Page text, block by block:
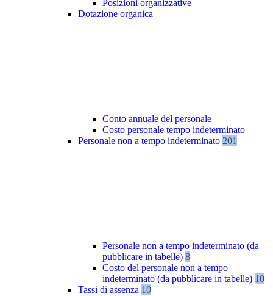
Posizioni organizzative
Dotazione organica
Conto annuale del personale
Costo personale tempo indeterminato
Personale non a tempo indeterminato 201
Personale non a tempo indeterminato (da
pubblicare in tabelle) 8
Costo del personale non a tempo
indeterminato (da pubblicare in tabelle) 10
Tassi di assenza 10